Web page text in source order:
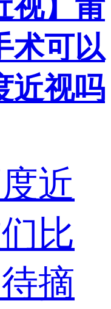
视】 莆
术可以
近视吗
近
比
摘